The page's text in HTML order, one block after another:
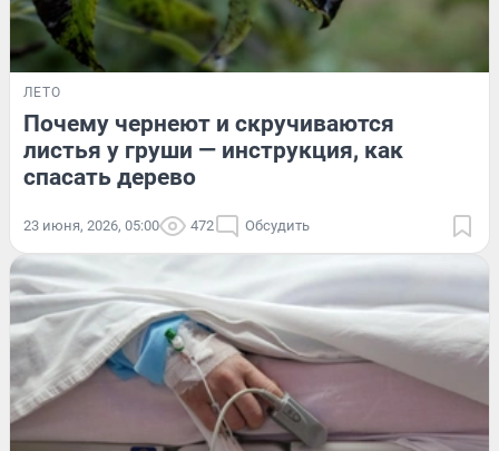
ЛЕТО
Почему чернеют и скручиваются
листья у груши — инструкция, как
спасать дерево
23 июня, 2026, 05:00 472 Обсудить